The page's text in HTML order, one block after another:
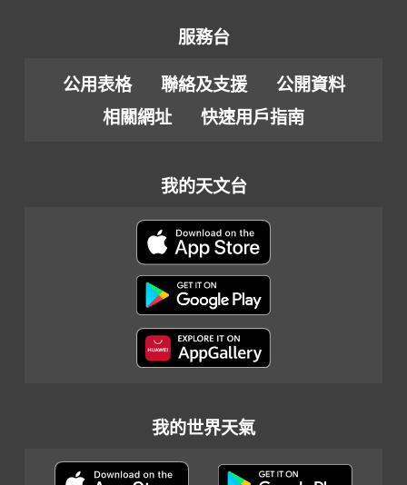
服務台
公用表格 聯絡及支援
公開資料
相關網址
快速用戶指南
我的天文台
我的世界天氣